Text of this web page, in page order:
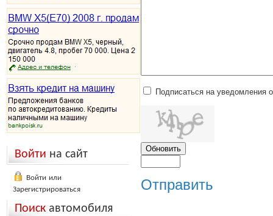
Войти на сайт
Войти или
Зарегистрироваться
Поискавтомобиля
Подписаться на уведомления
Отправить